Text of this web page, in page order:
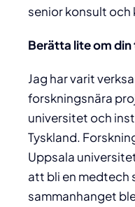
senior konsult och
Berätta lite om
Jag har varit
forskningsnära
universitet och
Tyskland.
Uppsala
att bli en medtech
sammanhanget